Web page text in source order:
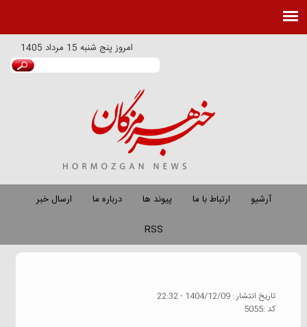
امروز پنج شنبه 15 مرداد 1405
آرشیو ارتباط با ما پیوند ها درباره ما
ارسال خبر
RSS
تاريخ انتشار : 1404/12/09 - 22:32
كد :5055